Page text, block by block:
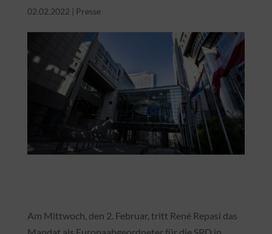
02.02.2022 | Presse
Am Mittwoch, den 2. Februar, tritt René Repasi das
Mandat als Europaabgeordneter für die SPD in